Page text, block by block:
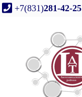
+7(831)281-42-25